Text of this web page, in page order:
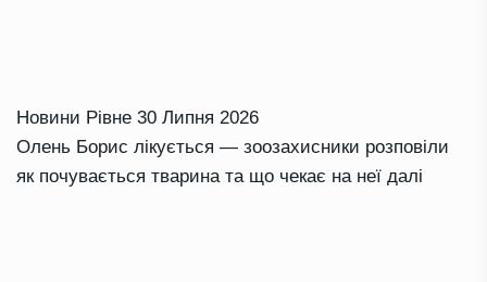
Новини Рівне 30 Липня 2026
Олень Борис лікується — зоозахисники розповіли
як почувається тварина та що чекає на неї далі